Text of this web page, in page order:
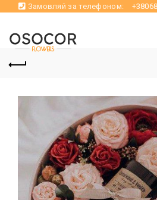
Замовляй за телефоном: